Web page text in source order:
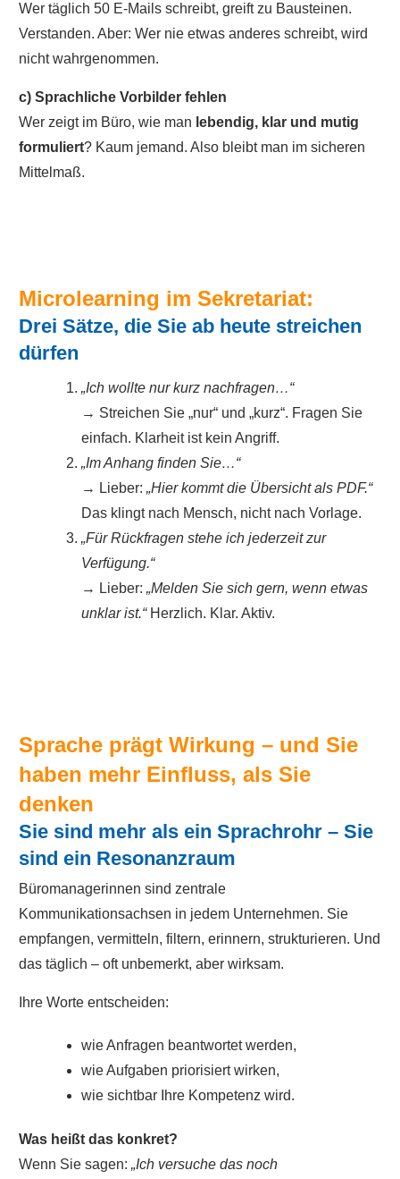
Wer täglich 50 E-Mails schreibt, greift zu Bausteinen.
Verstanden. Aber: Wer nie etwas anderes schreibt, wird
nicht wahrgenommen.
c) Sprachliche Vorbilder fehlen
Wer zeigt im Büro, wie man lebendig, klar und mutig
formuliert? Kaum jemand. Also bleibt man im sicheren
Mittelmaß.
Microlearning im Sekretariat:
Drei Sätze, die Sie ab heute streichen
dürfen
„Ich wollte nur kurz nachfragen…“
→ Streichen Sie „nur“ und „kurz“. Fragen Sie
einfach. Klarheit ist kein Angriff.
„Im Anhang finden Sie…“
→ Lieber:„Hier kommt die Übersicht als PDF.“
Das klingt nach Mensch, nicht nach Vorlage.
„Für Rückfragen stehe ich jederzeit zur
Verfügung.“
→ Lieber:„Melden Sie sich gern, wenn etwas
unklar ist.“Herzlich. Klar. Aktiv.
Sprache prägt Wirkung – und Sie
haben mehr Einfluss, als Sie
denken
Sie sind mehr als ein Sprachrohr – Sie
sind ein Resonanzraum
Büromanagerinnen sind zentrale
Kommunikationsachsen in jedem Unternehmen. Sie
empfangen, vermitteln, filtern, erinnern, strukturieren. Und
das täglich – oft unbemerkt, aber wirksam.
Ihre Worte entscheiden:
wie Anfragen beantwortet werden,
wie Aufgaben priorisiert wirken,
wie sichtbar Ihre Kompetenz wird.
Was heißt das konkret?
Wenn Sie sagen: „Ich versuche das noch